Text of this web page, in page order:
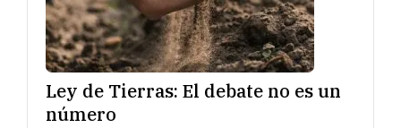
Ley de Tierras: El debate no es un
número